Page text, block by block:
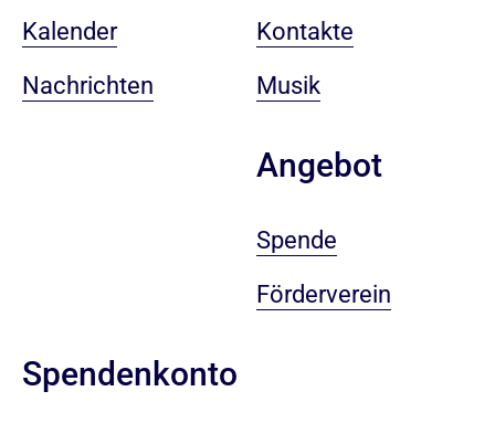
Kalender
Nachrichten
Kontakte
Musik
Angebot
Spende
Förderverein
Spendenkonto